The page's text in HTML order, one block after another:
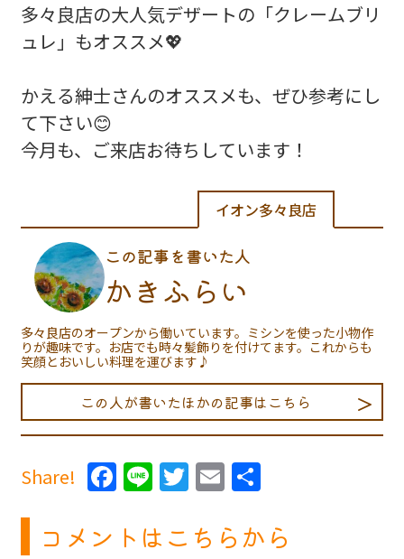
多々良店の大人気デザートの「クレームブリ
ュレ」もオススメ💖
かえる紳士さんのオススメも、ぜひ参考にし
て下さい😊
今月も、ご来店お待ちしています！
イオン多々良店
この記事を書いた人
かきふらい
多々良店のオープンから働いています。ミシンを使った小物作
りが趣味です。お店でも時々髪飾りを付けてます。これからも
笑顔とおいしい料理を運びます♪
この人が書いたほかの記事はこちら
Share! Facebook
LineTwitter
Email
コメントはこちらから